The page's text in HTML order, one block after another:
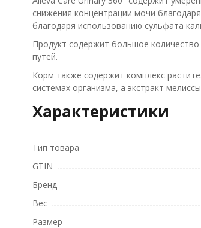
снижения концентрации мочи
благодаря использованию сульфата
Продукт содержит большое
путей.
Корм также содержит комплекс
системах организма, а экстракт
Характеристики
Тип товара
GTIN
Бренд
Вес
Размер